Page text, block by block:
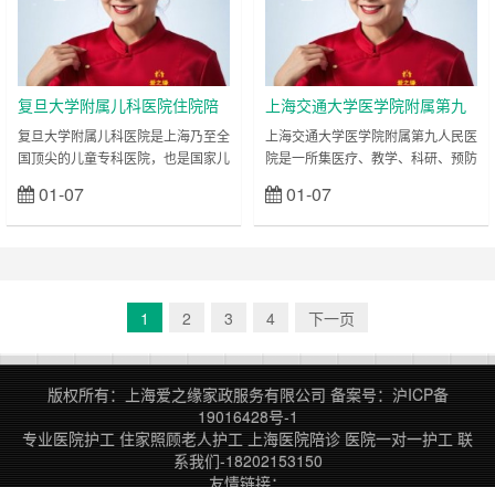
高强度的专业医疗护理，没有经验的
子女白天要上班，晚上留下来陪护根
本吃不消，甚至可能因为一次错误的
搀扶导致患者伤口裂开或管路脱落。
上海手术后住院没人……
为您公开24小时住院陪护的真实收
费标准，并教您如何避坑。 💡 紧急
陪护直通车：如果您现在正急需护工
送到瑞金医院、中山医院、华山医
院、新华医院等上……
复旦大学附属儿科医院住院陪
护陪诊-医院护工服务
复旦大学附属儿科医院是上海乃至全
国顶尖的儿童专科医院，也是国家儿
科、罕见病诊治、新生儿重症监护等
领域具备强大的医疗实力，承担着各
易产生恐惧心理，护理工作不仅需要
专业的技能，更需要足够的耐心与爱
心，其护理难度远高于成人患者。比
重儿）的喂养、黄……
01-07
上海交通大学医学院附属第九
人民医院住院陪护陪诊-医院护
工服务
上海交通大学医学院附属第九人民医
院是一所集医疗、教学、科研、预防
腔科、眼科、整形外科为核心特色，
其中口腔科是国家临床重点专科，在
在整形美容、畸形修复等方面享有国
底病等诊治方面也具备强大的医疗实
患者慕名而来……
01-07
1 2 3 4 下一页
版权所有：上海爱之缘家政服务有限公司 备案号： 沪ICP备
19016428号-1
专业医院护工 住家照顾老人护工 上海医院陪诊 医院一对一护工 联
系我们-18202153150